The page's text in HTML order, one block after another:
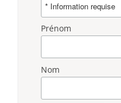
Prénom
Nom